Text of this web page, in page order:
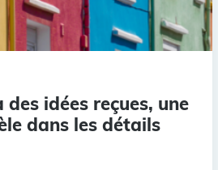
idées reçues, une
dans les détails